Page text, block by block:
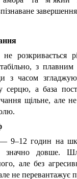
завершення
розкривається
з плавним
з часом
серцю, а база
щільне, але
— 9–12 годин на
значно довше.
але без
не перевантажує